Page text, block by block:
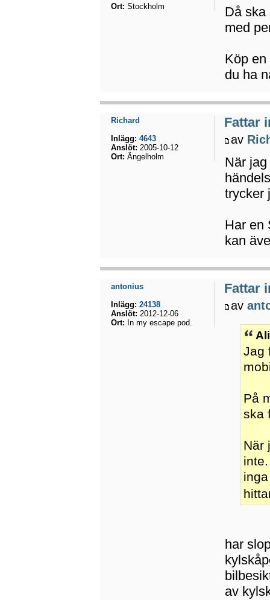
Då ska
med
Köp
du ha
Ort: Stockholm
Fattar
av
När
trycker
Har en
kan
Richard
Inlägg: 4643
Anslöt: 2005-10-12
Ort: Ängelholm
Fattar
av
Jag
På
ska
När
har
av
antonius
Inlägg: 24138
Anslöt: 2012-12-06
Ort: In my escape pod.